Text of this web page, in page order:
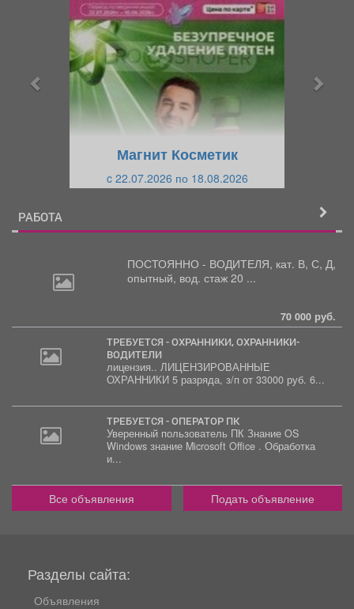
Магнит Косметик
c 22.07.2026 по 18.08.2026
РАБОТА
ПОСТОЯННО - ВОДИТЕЛЯ, кат. В, С, Д,
опытный, вод. стаж 20 ...
70 000 руб.
ТРЕБУЕТСЯ - ОХРАННИКИ, ОХРАННИКИ-
ВОДИТЕЛИ
лицензия.. ЛИЦЕНЗИРОВАННЫЕ
ОХРАННИКИ 5 разряда, з/п от 33000 руб. 6...
ТРЕБУЕТСЯ - ОПЕРАТОР ПК
Уверенный пользователь ПК Знание OS
Windows знание Microsoft Office . Обработка
и...
Все объявления Подать объявление
Разделы сайта:
Объявления